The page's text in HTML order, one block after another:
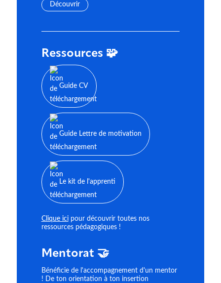
Découvrir
Ressources 🧩
Guide CV
Guide Lettre de motivation
Le kit de l'apprenti
Clique icipour découvrir toutes nos
ressources pédagogiques !
Mentorat 🤝
Bénéficie de l'accompagnement d'un mentor
! De ton orientation à ton insertion